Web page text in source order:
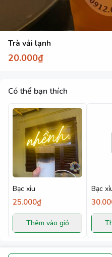
Trà vải lạnh
20.000₫
Có thể bạn thích
Bạc xỉu
25.000₫
Thêm vào giỏ
Bạc